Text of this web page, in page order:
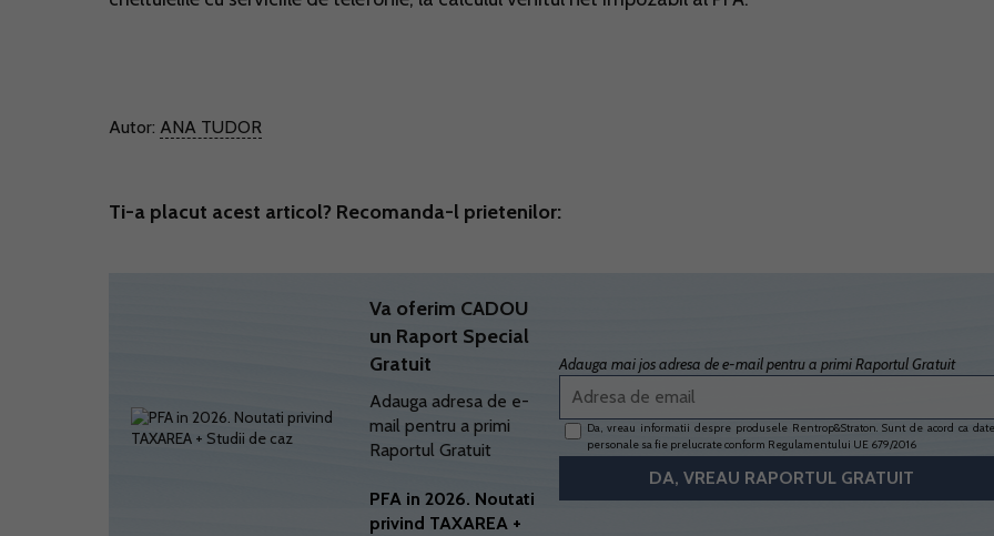
Autor: ANA TUDOR
Ti-a placut acest articol? Recomanda-l prietenilor:
Va oferim CADOU
un Raport Special
Gratuit
Adauga adresa de e-
mail pentru a primi
Raportul Gratuit
PFA in 2026. Noutati
privind TAXAREA +
Adauga mai jos adresa de e-mail pentru a primi Raportul Gratuit
Da, vreau informatii despre produsele Rentrop&Straton. Sunt de acord ca
personale sa fie prelucrate conform Regulamentului UE 679/2016